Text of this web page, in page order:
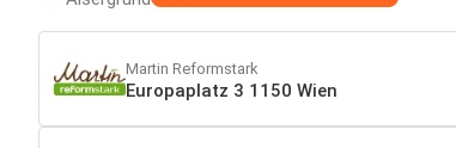
Martin Reformstark
Europaplatz 3 1150 Wien